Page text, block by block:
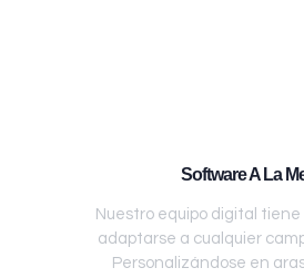
Software A La
Nuestro equipo digital
adaptarse a cualquier
Personalizándose en